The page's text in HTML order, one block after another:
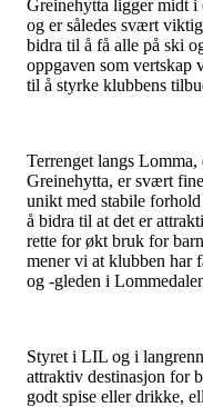
Greinehytta ligger midt i
og er således svært
bidra til å få alle på ski
oppgaven som vertskap
til å styrke klubbens
Terrenget langs
Greinehytta, er svært
unikt med stabile
å bidra til at det er
rette for økt bruk for
mener vi at klubben har
og -gleden i
Styret i LIL og i
attraktiv destinasjon for
godt spise eller drikke,